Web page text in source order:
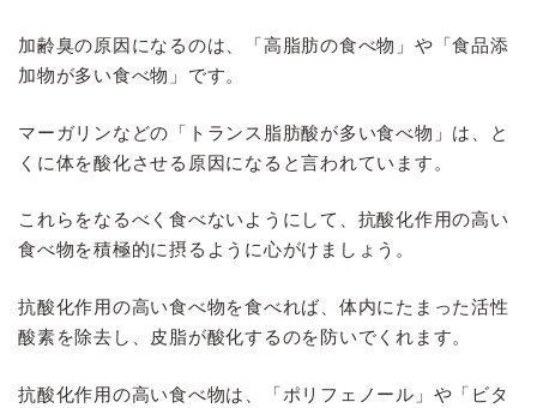
加齢臭の原因になるのは、「高脂肪の食べ物」や「食品添
加物が多い食べ物」です。
マーガリンなどの「トランス脂肪酸が多い食べ物」は、と
くに体を酸化させる原因になると言われています。
これらをなるべく食べないようにして、抗酸化作用の高い
食べ物を積極的に摂るように心がけましょう。
抗酸化作用の高い食べ物を食べれば、体内にたまった活性
酸素を除去し、皮脂が酸化するのを防いでくれます。
抗酸化作用の高い食べ物は、「ポリフェノール」や「ビタ